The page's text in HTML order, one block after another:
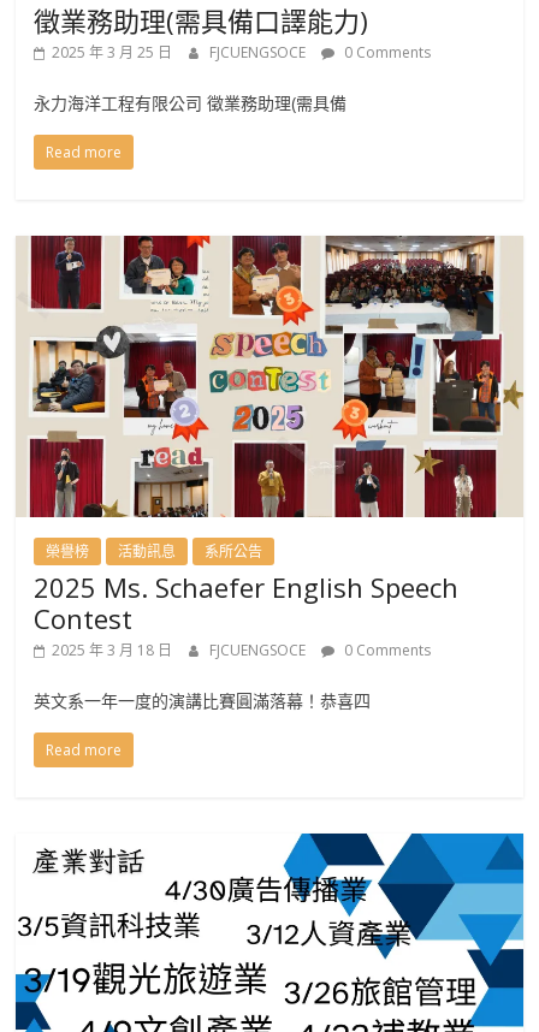
徵業務助理(需具備口譯能力)
2025 年 3 月 25 日 FJCUENGSOCE 0 Comments
永力海洋工程有限公司 徵業務助理(需具備
Read more
榮譽榜 活動訊息 系所公告
2025 Ms. Schaefer English Speech
Contest
2025 年 3 月 18 日 FJCUENGSOCE 0 Comments
英文系一年一度的演講比賽圓滿落幕！恭喜四
Read more